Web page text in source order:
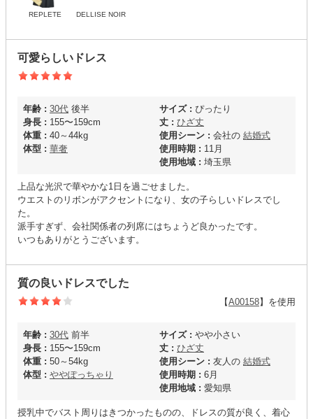
REPLETE DELLISE NOIR
可愛らしいドレス
年齢 : 30代 後半
身長 : 155〜159cm
体重 : 40～44kg
体型 : 華奢
サイズ : ぴったり
丈 : ひざ丈
使用シーン : 会社の 結婚式
使用時期 : 11月
使用地域 : 埼玉県
上品な光沢で華やかな1日を過ごせました。
ウエストのリボンがアクセントになり、女の子らしいドレスでし
た。
派手すぎず、会社関係者の列席にはちょうど良かったです。
いつもありがとうございます。
質の良いドレスでした
【A00158】を使用
年齢 : 30代 前半
身長 : 155〜159cm
体重 : 50～54kg
体型 : ややぽっちゃり
サイズ : やや小さい
丈 : ひざ丈
使用シーン : 友人の 結婚式
使用時期 : 6月
使用地域 : 愛知県
授乳中でバスト周りはきつかったものの、ドレスの質が良く、着心